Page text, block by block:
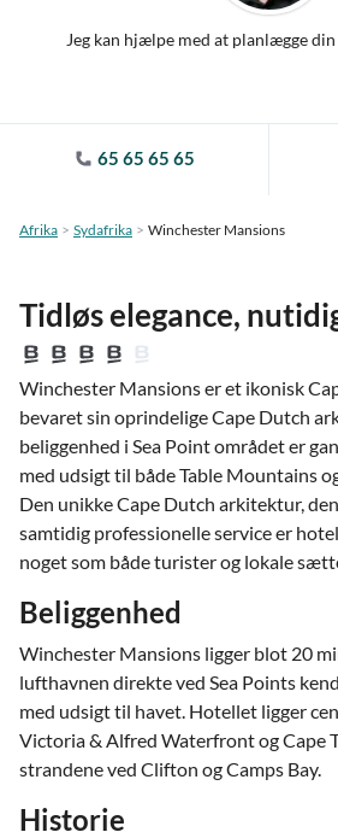
Jeg kan hjælpe med at planlægge
65 65 65 65
Afrika Sydafrika Winchester Mansions
Tidløs elegance,
Winchester Mansions er et ikonisk
bevaret sin oprindelige Cape Dutch
beliggenhed i Sea Point området er
med udsigt til både Table Mountains
Den unikke Cape Dutch arkitektur,
samtidig professionelle service er
noget som både turister og lokale
Beliggenhed
Winchester Mansions ligger blot 20
lufthavnen direkte ved Sea Points
med udsigt til havet. Hotellet ligger
Victoria & Alfred Waterfront og Cape
strandene ved Clifton og Camps Bay.
Historie